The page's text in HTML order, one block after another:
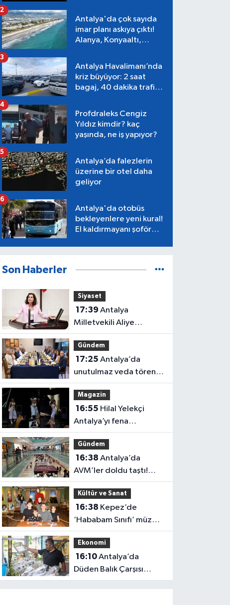
Antalya'da çok sayıda
imar planı askıya çıktı!
Alanya, Konyaaltı,
2
Antalya Havalimanı’nda
kriz büyüyor: 2 saat
bagaj, 40 dakika trafik,
3
Profdraleks Cengiz
Yıldız kimdir? kaç
yaşında, ne iş yapıyor?
4
Antalya’da falezlerin
üzerine bir otel daha
geliyor
5
Antalya'da otobüs
bekleyenlere yeni kural!
El kaldırmayanı şoför
6
Son Haberler
Siyaset
17:39
Milletvekili Aliye
Coşar'dan Çocuk Yasası
tepkisi
Gündem
17:25
unutulmaz veda töreni!
Protokol buluştu
Magazin
16:55
Antalya’yı fena
“Hileledi”! O anlar
gündem oldu
Gündem
16:38
AVM’ler doldu taştı!
vatandaşların geliş
nedeni farklı çıktı
Kültür ve Sanat
16:38
‘Hababam Sınıfı’ müzesi
boş kalmıyor: Ayda 7 bin
ziyaretçi
Ekonomi
16:10Antalya’da
Düden Balık Çarşısı
balıkseverlerin uğrak